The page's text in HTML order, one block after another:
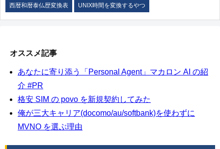
西暦和暦泰仏歴変換表 UNIX時間を変換するやつ
オススメ記事
あなたに寄り添う「Personal Agent」マカロン AI の紹
介 #PR
格安 SIM の povo を新規契約してみた
俺が三大キャリア(docomo/au/softbank)を使わずに
MVNO を選ぶ理由